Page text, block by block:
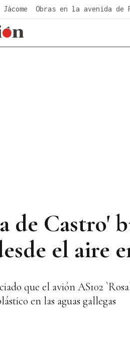
Obras en la avenida de
de Castro'
el aire
que el avión AS102
en las aguas gallegas